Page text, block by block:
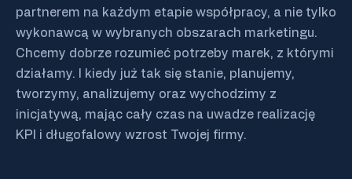
partnerem na każdym etapie współpracy, a nie tylko
wykonawcą w wybranych obszarach marketingu.
Chcemy dobrze rozumieć potrzeby marek, z którymi
działamy. I kiedy już tak się stanie, planujemy,
tworzymy, analizujemy oraz wychodzimy z
inicjatywą, mając cały czas na uwadze realizację
KPI i długofalowy wzrost Twojej firmy.